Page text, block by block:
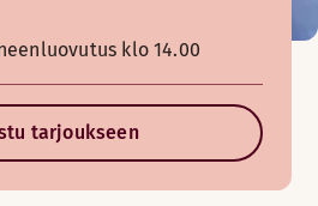
klo 14.00
tarjoukseen